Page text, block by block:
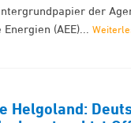
der
(AEE)...
Helgoland: